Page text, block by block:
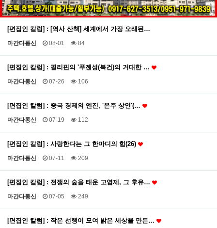
[편집인 칼럼] : [역사 산책] 세계에서 가장 오래된…
마간다통신 08-01 84
[편집인 칼럼] : 필리핀의 '푸젠성(복건)의 거대한 …
마간다통신 07-26 106
[편집인 칼럼] : 중국 경제의 엔진, '온주 상인'(…
마간다통신 07-19 112
[편집인 칼럼] : 사랑한다는 그 한마디의 힘(26)
마간다통신 07-11 209
[편집인 칼럼] : 전쟁의 숲을 태운 고엽제, 그 후유…
마간다통신 07-05 249
[편집인 칼럼] : 작은 선행이 모여 밝은 세상을 만든…